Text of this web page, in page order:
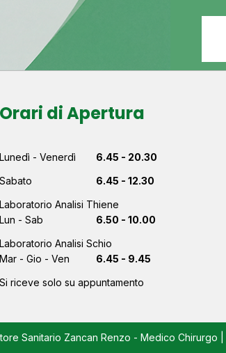
Orari di Apertura
Lunedì - Venerdì
6.45 - 20.30
Sabato
6.45 - 12.30
Laboratorio Analisi Thiene
Lun - Sab
6.50 - 10.00
Laboratorio Analisi Schio
Mar - Gio - Ven
6.45 - 9.45
Si riceve solo su appuntamento
Sanitario Zancan Renzo - Medico Chirurgo |